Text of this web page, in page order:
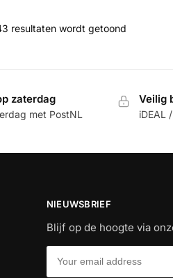
resultaten wordt getoond
zaterdag
met PostNL
Veilig
iDEAL
NIEUWSBRIEF
Blijf op de hoogte via